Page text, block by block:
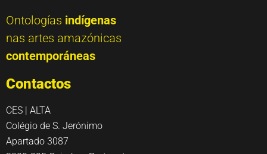
Ontologías indígenas
nas artes amazónicas
contemporáneas
Contactos
CES | ALTA
Colégio de S. Jerónimo
Apartado 3087